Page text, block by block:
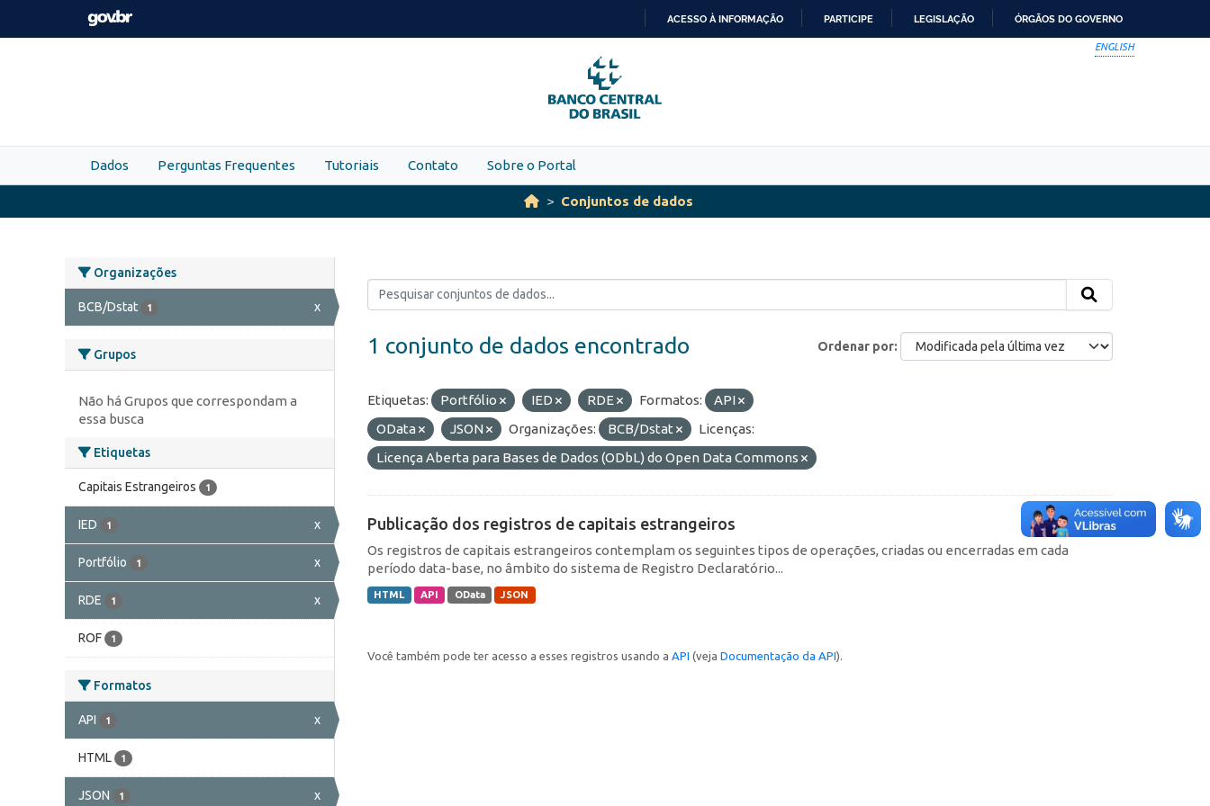
Skip to main content
PARA
O
CONTEÚDO
ACESSO À INFORMAÇÃO PARTICIPE LEGISLAÇÃO ÓRGÃOS DO GOVERNO
ENGLISH
Dados Perguntas Frequentes Tutoriais Contato Sobre o Portal
Conjuntos de dados
Organizações
BCB/Dstat 1 x
Grupos
Não há Grupos que correspondam a
essa busca
Etiquetas
Capitais Estrangeiros 1
IED 1 x
Portfólio 1 x
RDE 1 x
ROF 1
Formatos
API 1 x
HTML 1
JSON 1 x
Ordenar por
1 conjunto de dados encontrado
Etiquetas: Portfólio IED RDE Formatos:
API
OData
JSON Organizações: BCB/Dstat
Licenças:
Licença Aberta para Bases de Dados (ODbL) do Open Data Commons
Publicação dos registros de capitais estrangeiros
Os registros de capitais estrangeiros contemplam os seguintes tipos de operações, criadas ou encerradas em cada
período data-base, no âmbito do sistema de Registro Declaratório...
HTML API OData JSON
Você também pode ter acesso a esses registros usando a API (veja Documentação da API).